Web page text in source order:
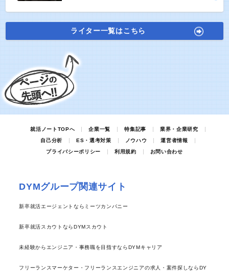
ライター一覧はこちら
就活ノートTOPへ 企業一覧 特集記事
業界・企業研究
自己分析
ES・選考対策 ノウハウ
運営者情報
プライバシーポリシー
利用規約 お問い合わせ
DYMグループ関連サイト
新卒就活エージェントならミーツカンパニー
新卒就活スカウトならDYMスカウト
未経験からエンジニア・事務職を目指すならDYMキャリア
フリーランスマーケター・フリーランスエンジニアの求人・案件探しならDY